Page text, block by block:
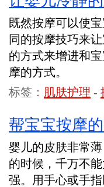
既然按摩可以使
同的按摩技巧来
的方式来增进和
摩的方式。
标签： 肌肤护理 -
帮宝宝按摩
婴儿的皮肤非常
的时候，千万不
强。用手心或手